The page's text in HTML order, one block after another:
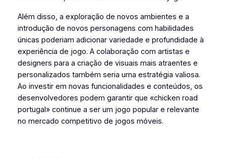
Além disso, a exploração de novos ambientes e a
introdução de novos personagens com habilidades
únicas poderiam adicionar variedade e profundidade à
experiência de jogo. A colaboração com artistas e
designers para a criação de visuais mais atraentes e
personalizados também seria uma estratégia valiosa.
Ao investir em novas funcionalidades e conteúdos, os
desenvolvedores podem garantir que «chicken road
portugal» continue a ser um jogo popular e relevante
no mercado competitivo de jogos móveis.